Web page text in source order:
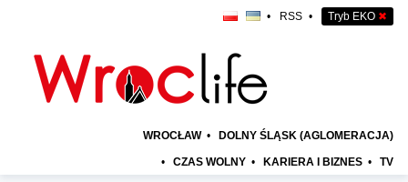
• RSS • Tryb EKO ✖
WROCŁAW • DOLNY ŚLĄSK (AGLOMERACJA)
• CZAS WOLNY • KARIERA I BIZNES • TV